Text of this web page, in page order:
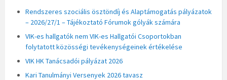
Rendszeres szociális ösztöndíj és Alaptámogatás pályázatok
– 2026/27/1 – Tájékoztató Fórumok gólyák számára
VIK-es hallgatók nem VIK-es Hallgatói Csoportokban
folytatott közösségi tevékenységeinek értékelése
VIK HK Tanácsadói pályázat 2026
Kari Tanulmányi Versenyek 2026 tavasz